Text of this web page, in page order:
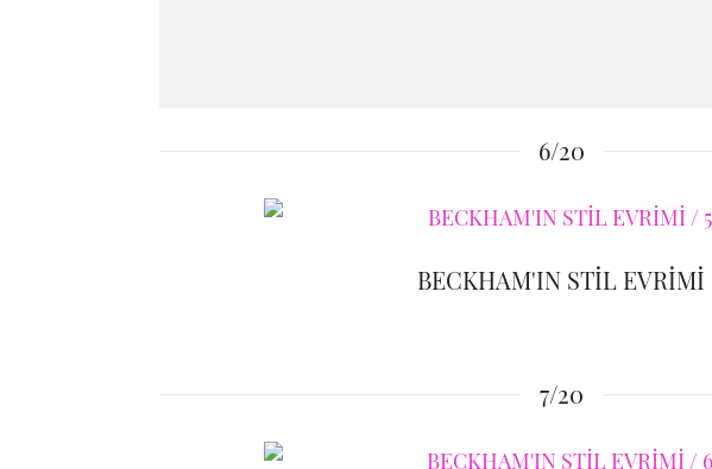
6/20
BECKHAM'IN STİL EVRİMİ
7/20